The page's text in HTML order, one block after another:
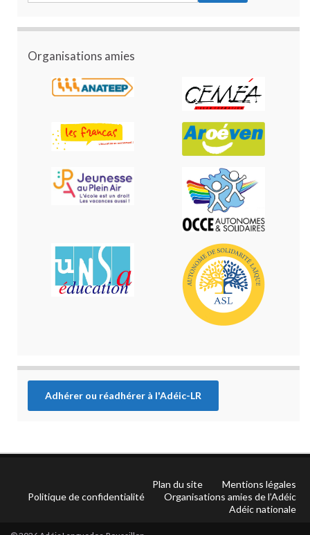
Organisations amies
Adhérer ou réadhérer à l'Adéic-LR
Plan du site
Mentions légales
Politique de confidentialité
Organisations amies de l’Adéic
Adéic nationale